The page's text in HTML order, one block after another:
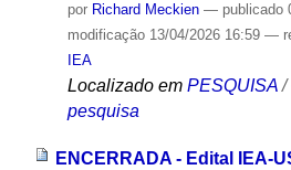
por Richard Meckien — publicado
modificação13/04/2026 16:59 —
IEA
Localizado em PESQUISA /
pesquisa
ENCERRADA - Edital IEA-